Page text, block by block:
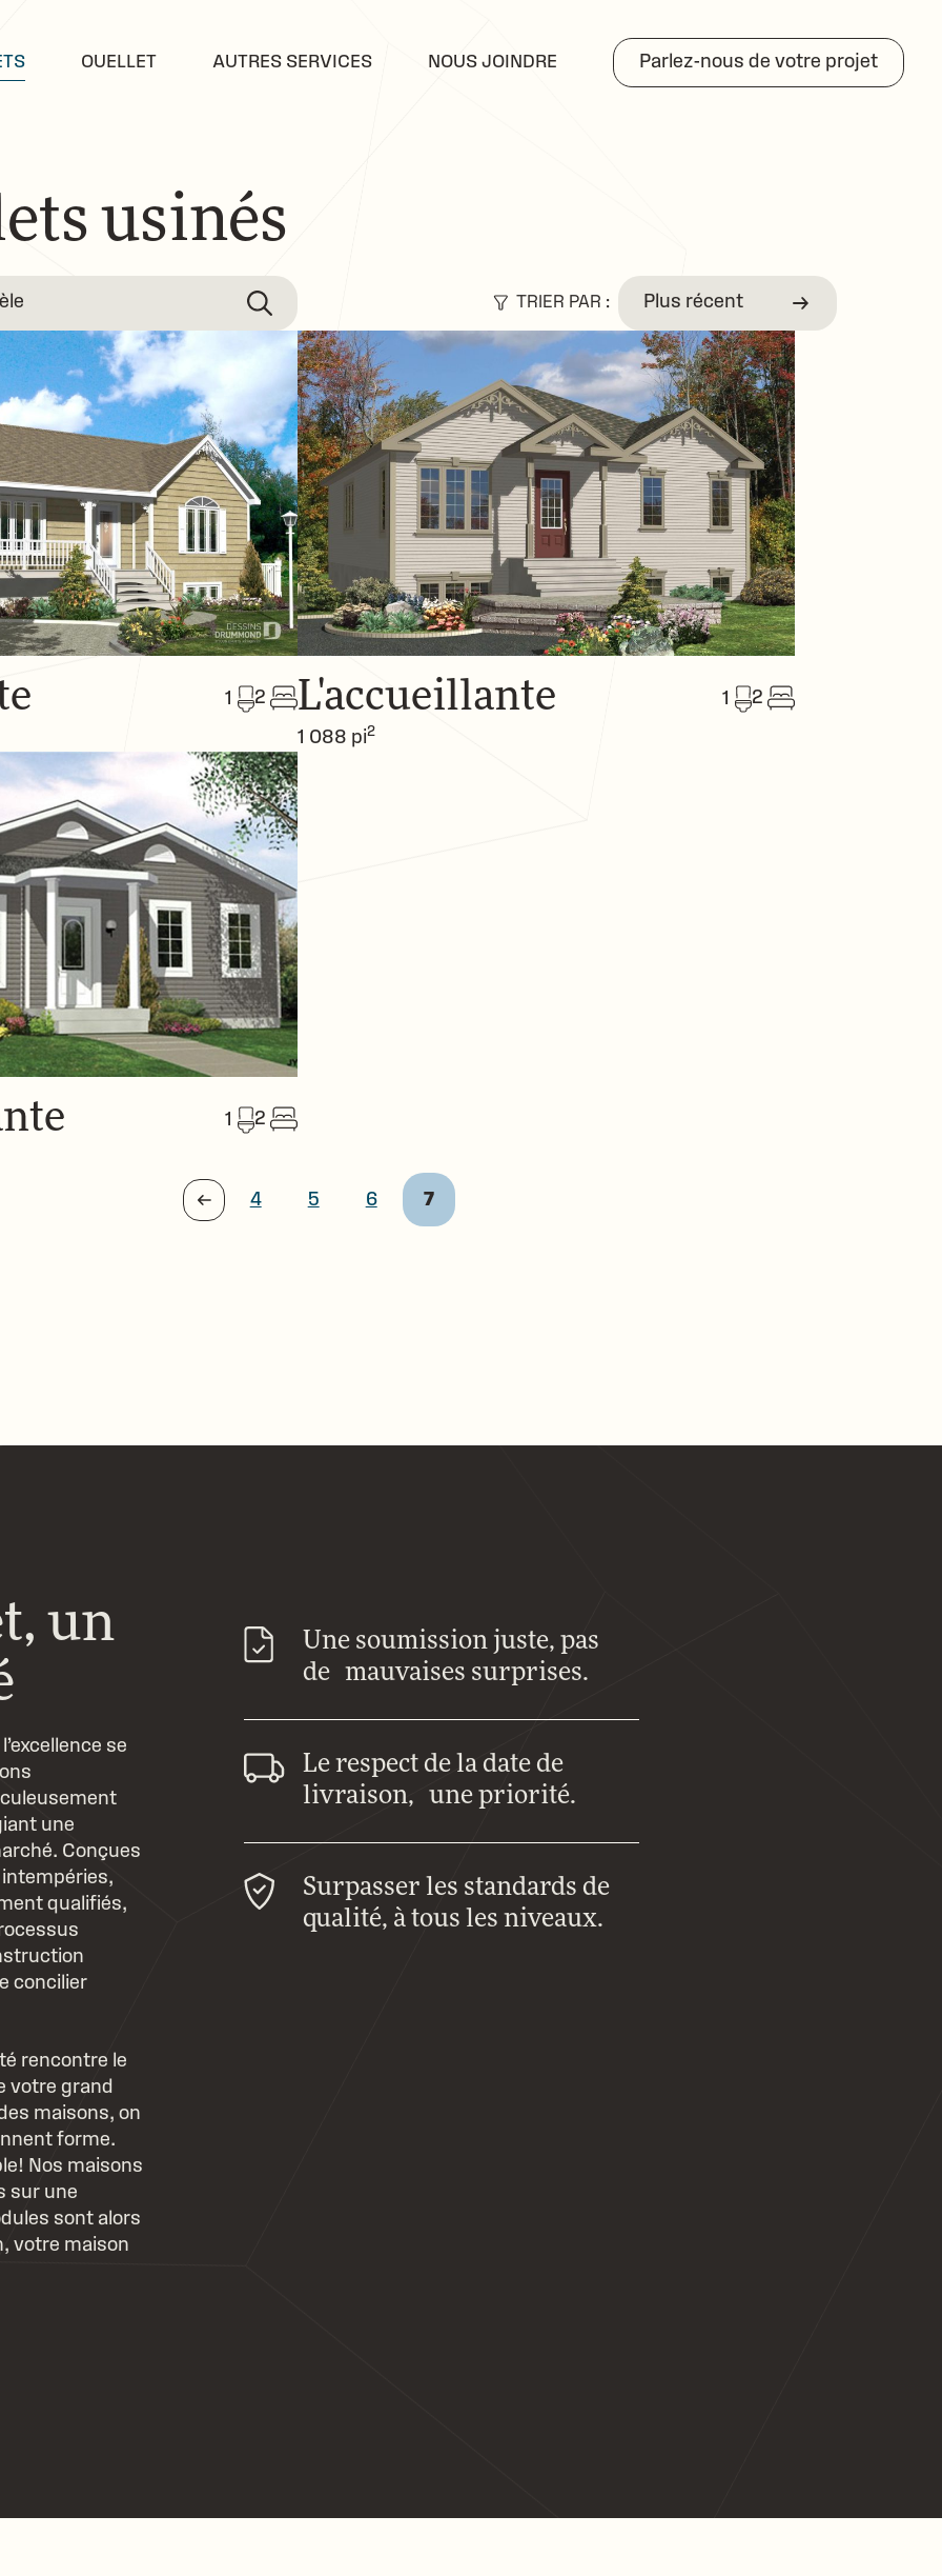
OUELLET AUTRES SERVICES NOUS JOINDRE Parlez-nous de votre projet
usinés
TRIER PAR :
1
2
L'accueillante 1
2
1 088 pi2
1
2
4 5 6 7
un
se
une
Conçues
intempéries,
qualifiés,
concilier
rencontre le
votre grand
maisons, on
forme.
Nos maisons
sur une
sont alors
votre maison
Une soumission juste, pas
de mauvaises surprises.
Le respect de la date de
livraison, une priorité.
Surpasser les standards de
qualité, à tous les niveaux.